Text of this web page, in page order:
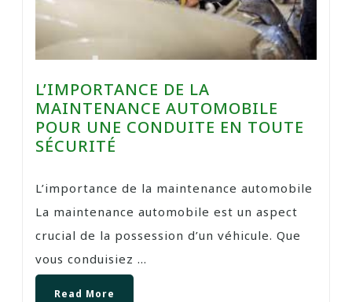
L’IMPORTANCE DE LA
MAINTENANCE AUTOMOBILE
POUR UNE CONDUITE EN TOUTE
SÉCURITÉ
L’importance de la maintenance automobile
La maintenance automobile est un aspect
crucial de la possession d’un véhicule. Que
vous conduisiez ...
Read More